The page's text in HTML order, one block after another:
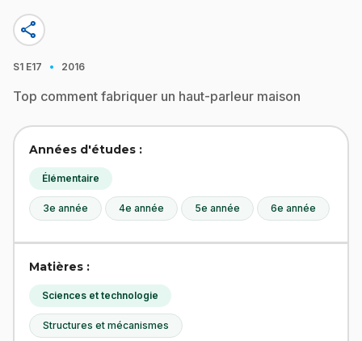
share
S1 E17 · 2016
Top comment fabriquer un haut-parleur maison
Années d'études :
Élémentaire
3e année 4e année 5e année 6e année
Matières :
Sciences et technologie
Structures et mécanismes